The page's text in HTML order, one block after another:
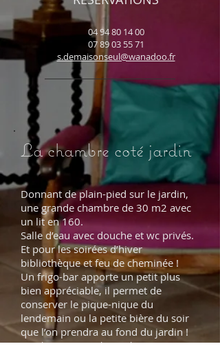
04 94 80 14 00
07 89 03 55 71
s.demaisonseul@wanadoo.fr
La chambre coté jardin
Donnant de plain-pied sur le jardin,
une grande chambre de 30 m2 avec
un lit en 160.
Salle d’eau avec douche et wc privés.
Et pour les soirées d’hiver
bibliothèque et feu de cheminée !
Un frigo-bar apporte un petit plus
bien appréciable, il permet de
conserver le pique-nique du
lendemain ou la petite bière du soir
que l’on prendra au fond du jardin !
(Lit d’appoint sur demande)